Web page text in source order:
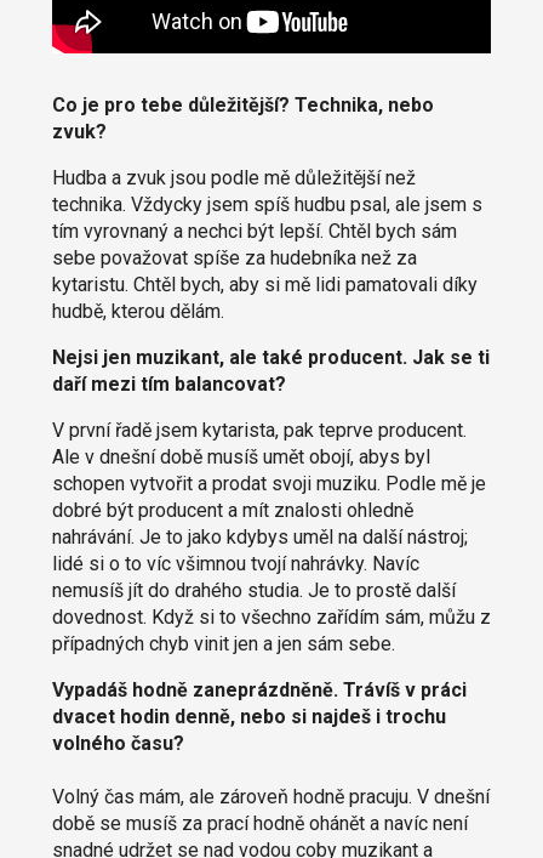
Co je pro tebe důležitější? Technika, nebo
zvuk?
Hudba a zvuk jsou podle mě důležitější než
technika. Vždycky jsem spíš hudbu psal, ale jsem s
tím vyrovnaný a nechci být lepší. Chtěl bych sám
sebe považovat spíše za hudebníka než za
kytaristu. Chtěl bych, aby si mě lidi pamatovali díky
hudbě, kterou dělám.
Nejsi jen muzikant, ale také producent. Jak se ti
daří mezi tím balancovat?
V první řadě jsem kytarista, pak teprve producent.
Ale v dnešní době musíš umět obojí, abys byl
schopen vytvořit a prodat svoji muziku. Podle mě je
dobré být producent a mít znalosti ohledně
nahrávání. Je to jako kdybys uměl na další nástroj;
lidé si o to víc všimnou tvojí nahrávky. Navíc
nemusíš jít do drahého studia. Je to prostě další
dovednost. Když si to všechno zařídím sám, můžu z
případných chyb vinit jen a jen sám sebe.
Vypadáš hodně zaneprázdněně. Trávíš v práci
dvacet hodin denně, nebo si najdeš i trochu
volného času?
Volný čas mám, ale zároveň hodně pracuju. V dnešní
době se musíš za prací hodně ohánět a navíc není
snadné udržet se nad vodou coby muzikant a